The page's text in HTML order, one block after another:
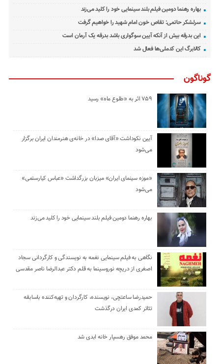
بهاره رهنما دومین فیلم بلند سینمایی خود را کلید می‌زند
سرلشکر حاتمی: تقاص خون امام شهید را خواهیم گرفت
این بدرقه بیش از آنکه آیین سوگواری باشد بدرقه یک آرمان است
کالابرگ این کدملی‌ها فعال شد
گوناگون
۷۵۹ اثر به «طلوع ماه» رسید
آیین نکوداشت «آقای صدا» در خانه‌ی هنرمندان ایران برگزار
می‌شود
«موزه سینمای ایران» میزبان بزرگداشت «عباس کیارستمی»
می‌شود
بهاره رهنما دومین فیلم بلند سینمایی خود را کلید می‌زند
نگاهی به فیلم سینمایی نغمه به نویسندگی و کارگردانی سجاد
اصغری از دریچه نوروسینما به قلم دکتر عبدالرضا ناصر مقدسی
حمیدرضا ساعتچی، نویسنده، کارگردان و تهیه‌کننده باسابقه
تئاتر کمدی ایران درگذشت
محمد موفق رهسپار خانه ابدی شد